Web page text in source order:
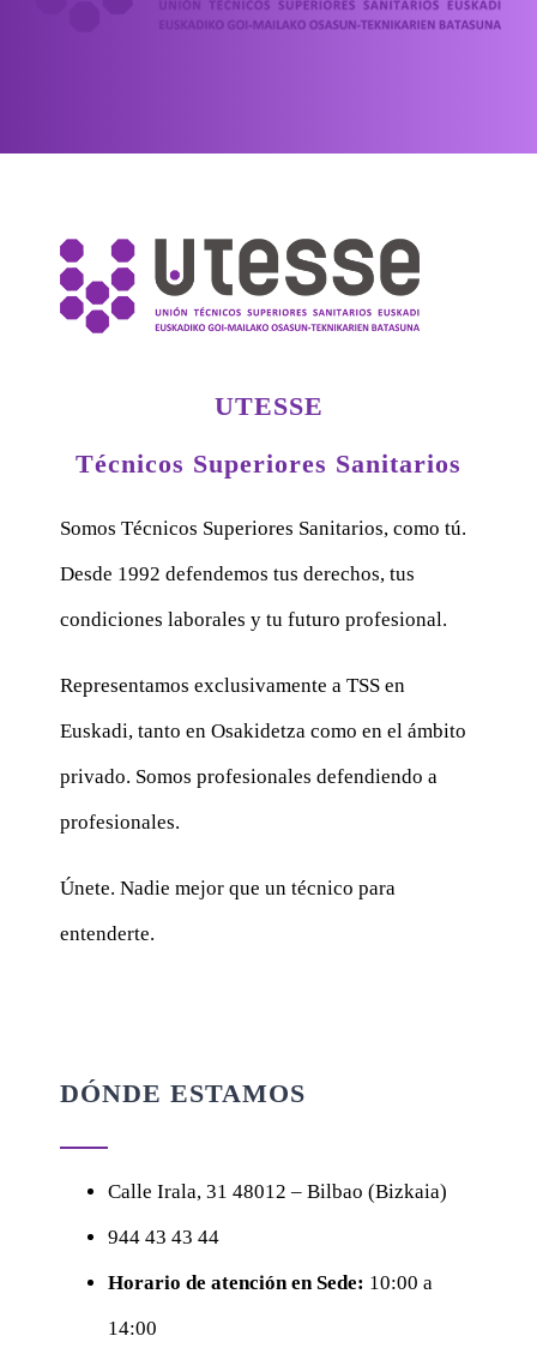
UTESSE
Técnicos Superiores Sanitarios
Somos Técnicos Superiores Sanitarios, como tú.
Desde 1992 defendemos tus derechos, tus
condiciones laborales y tu futuro profesional.
Representamos exclusivamente a TSS en
Euskadi, tanto en Osakidetza como en el ámbito
privado. Somos profesionales defendiendo a
profesionales.
Únete. Nadie mejor que un técnico para
entenderte.
DÓNDE ESTAMOS
Calle Irala, 31 48012 – Bilbao (Bizkaia)
944 43 43 44
Horario de atención en Sede: 10:00 a
14:00